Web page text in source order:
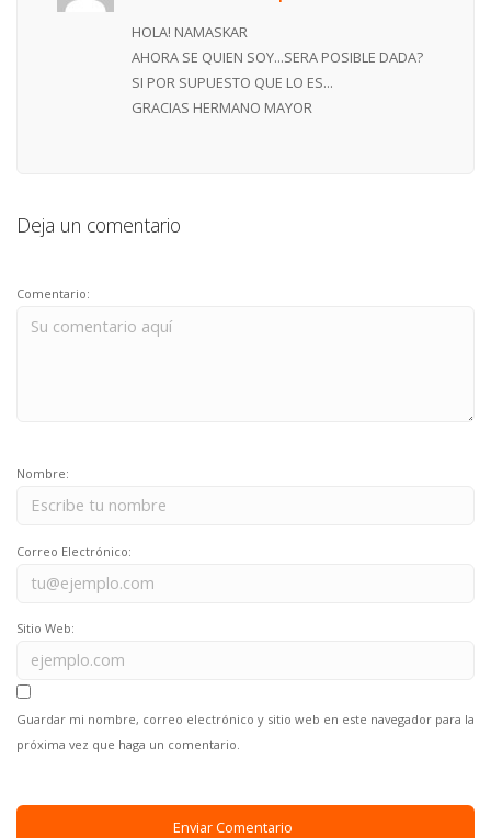
HOLA! NAMASKAR
AHORA SE QUIEN SOY...SERA POSIBLE DADA?
SI POR SUPUESTO QUE LO ES...
GRACIAS HERMANO MAYOR
Deja un comentario
Comentario:
Nombre:
Correo Electrónico:
Sitio Web:
Guardar mi nombre, correo electrónico y sitio web en este navegador para la
próxima vez que haga un comentario.